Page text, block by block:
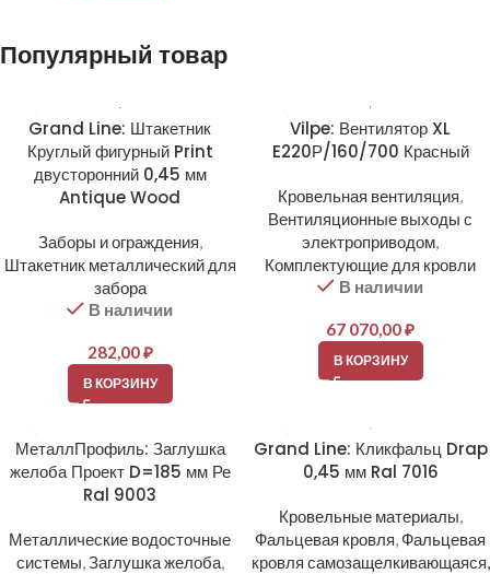
Популярный товар
Grand Line: Штакетник
Круглый фигурный Print
двусторонний 0,45 мм
Antique Wood
Заборы и ограждения,
Штакетник металлический для
забора
В наличии
282,00₽
В КОРЗИНУ
Vilpe: Вентилятор XL
E220Р/160/700 Красный
Кровельная вентиляция,
Вентиляционные выходы с
электроприводом,
Комплектующие для кровли
В наличии
67 070,00₽
В КОРЗИНУ
МеталлПрофиль: Заглушка
желоба Проект D=185 мм Ре
Ral 9003
Металлические водосточные
системы,Заглушка желоба,
Grand Line: Кликфальц Drap
0,45 мм Ral 7016
Кровельные материалы,
Фальцевая кровля, Фальцевая
кровля самозащелкивающаяся,